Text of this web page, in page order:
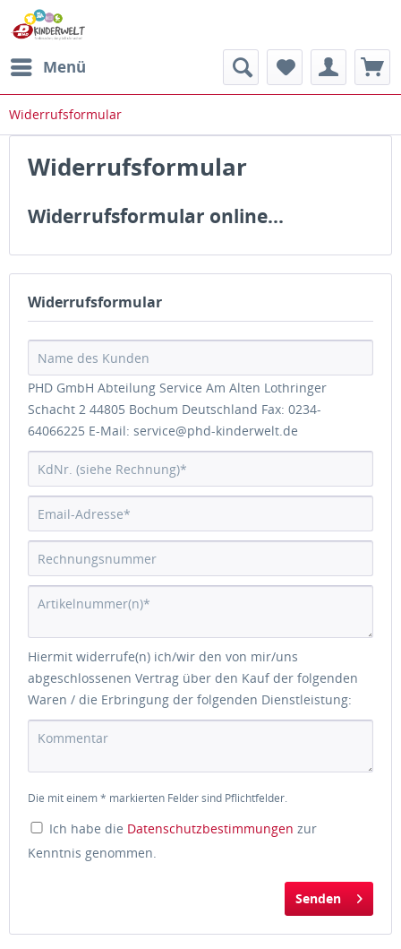
Menü
Widerrufsformular
Widerrufsformular
Widerrufsformular online...
Widerrufsformular
PHD GmbH Abteilung Service Am Alten Lothringer
Schacht 2 44805 Bochum Deutschland Fax: 0234-
64066225 E-Mail: service@phd-kinderwelt.de
Hiermit widerrufe(n) ich/wir den von mir/uns
abgeschlossenen Vertrag über den Kauf der folgenden
Waren / die Erbringung der folgenden Dienstleistung:
Die mit einem * markierten Felder sind Pflichtfelder.
Ich habe die Datenschutzbestimmungen zur
Kenntnis genommen.
Senden